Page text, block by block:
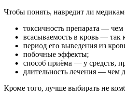
Чтобы понять, навредит ли
токсичность препарата —
всасываемость в кровь — так
период его выведения из
побочные эффекты;
способ приёма — у средств,
длительность лечения — чем
Кроме того, лучше выбирать не